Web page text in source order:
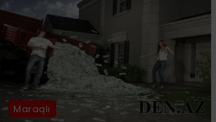
Maraqlı